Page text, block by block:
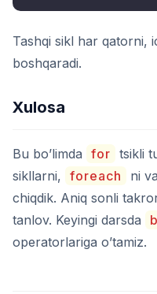
Tashqi sikl har qatorni,
boshqaradi.
Xulosa
Bu bo’limda for tsikli
sikllarni, foreach
ni
chiqdik. Aniq sonli
tanlov. Keyingi darsda
operatorlariga o’tamiz.